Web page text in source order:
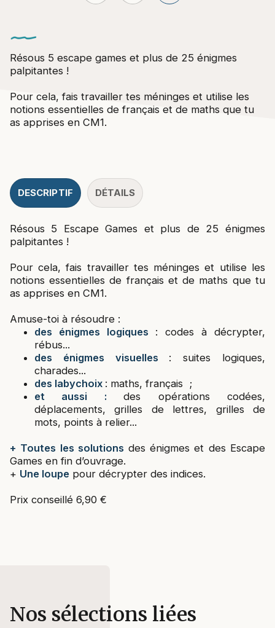
Résous 5 escape games et plus de 25 énigmes
palpitantes !
Pour cela, fais travailler tes méninges et utilise les
notions essentielles de français et de maths que tu
as apprises en CM1.
DESCRIPTIF DÉTAILS
Résous 5 Escape Games et plus de 25 énigmes
palpitantes !
Pour cela, fais travailler tes méninges et utilise les
notions essentielles de français et de maths que tu
as apprises en CM1.
Amuse-toi à résoudre :
des énigmes logiques : codes à décrypter,
rébus...
des énigmes visuelles : suites logiques,
charades...
des labychoix : maths, français ;
et aussi :des opérations codées,
déplacements, grilles de lettres, grilles de
mots, points à relier...
+ Toutes les solutions des énigmes et des Escape
Games en fin d’ouvrage.
+ Une loupe pour décrypter des indices.
Prix conseillé 6,90 €
Nos sélections liées